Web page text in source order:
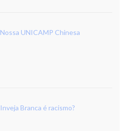
Nossa UNICAMP Chinesa
Inveja Branca é racismo?